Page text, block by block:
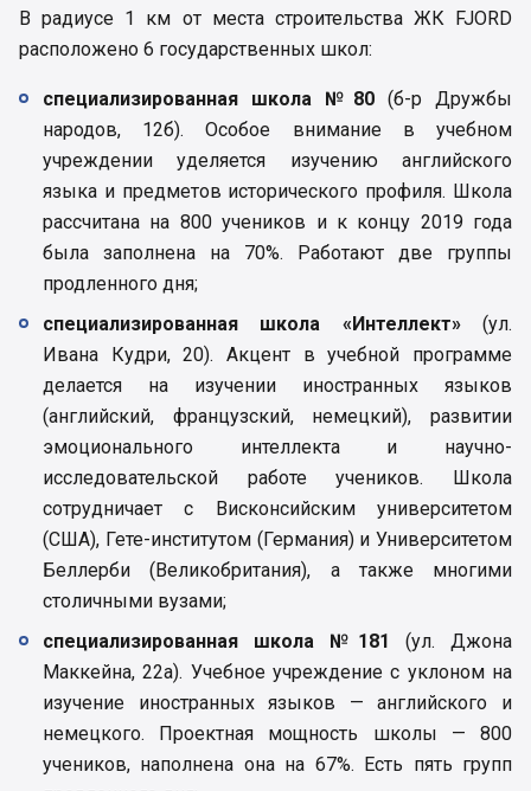
В радиусе 1 км от места строительства ЖК FJORD
расположено 6 государственных школ:
специализированная школа №80(б-р Дружбы
народов, 12б). Особое внимание в учебном
учреждении уделяется изучению английского
языка и предметов исторического профиля. Школа
рассчитана на 800 учеников и к концу 2019 года
была заполнена на 70%. Работают две группы
продленного дня;
специализированная школа «Интеллект»(ул.
Ивана Кудри, 20). Акцент в учебной программе
делается на изучении иностранных языков
(английский, французский, немецкий), развитии
эмоционального интеллекта и научно-
исследовательской работе учеников. Школа
сотрудничает с Висконсийским университетом
(США), Гете-институтом (Германия) и Университетом
Беллерби (Великобритания), а также многими
столичными вузами;
специализированная школа №181
(ул. Джона
Маккейна, 22а). Учебное учреждение с уклоном на
изучение иностранных языков — английского и
немецкого. Проектная мощность школы — 800
учеников, наполнена она на 67%. Есть пять групп